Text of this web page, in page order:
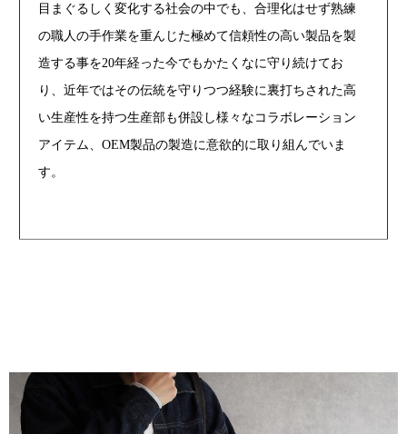
目まぐるしく変化する社会の中でも、合理化はせず熟練
の職人の手作業を重んじた極めて信頼性の高い製品を製
造する事を20年経った今でもかたくなに守り続けてお
り、近年ではその伝統を守りつつ経験に裏打ちされた高
い生産性を持つ生産部も併設し様々なコラボレーション
アイテム、OEM製品の製造に意欲的に取り組んでいま
す。